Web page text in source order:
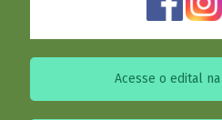
Acesse o edital